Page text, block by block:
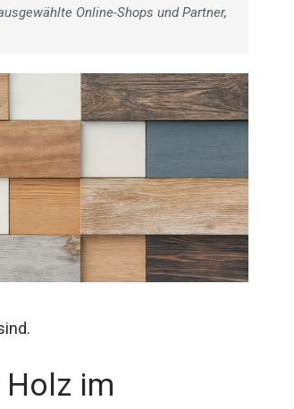
Online-Shops und Partner,
im